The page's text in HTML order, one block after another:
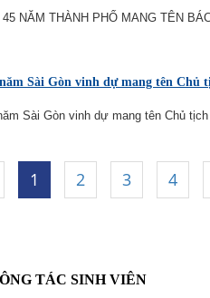
NĂM THÀNH PHỐ MANG TÊN
Sài Gòn vinh dự mang tên Chủ
Sài Gòn vinh dự mang tên Chủ
1 2 3 4
TÁC SINH VIÊN